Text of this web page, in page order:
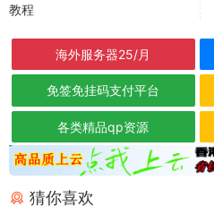
教程
海外服务器25/月
免签免挂码支付平台
各类精品qp资源
猜你喜欢